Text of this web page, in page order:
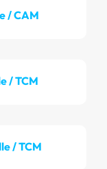
/ CAM
/ TCM
/ TCM